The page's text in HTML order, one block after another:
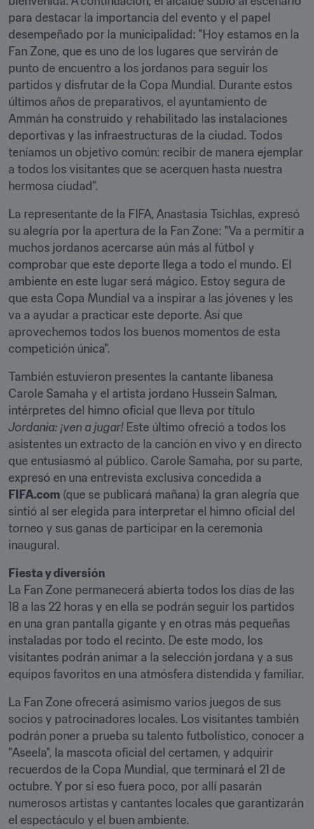
para destacar la importancia del evento y el papel
desempeñado por la municipalidad: "Hoy estamos en la
Fan Zone, que es uno de los lugares que servirán de
punto de encuentro a los jordanos para seguir los
partidos y disfrutar de la Copa Mundial. Durante estos
últimos años de preparativos, el ayuntamiento de
Ammán ha construido y rehabilitado las instalaciones
deportivas y las infraestructuras de la ciudad. Todos
teníamos un objetivo común: recibir de manera ejemplar
a todos los visitantes que se acerquen hasta nuestra
hermosa ciudad".
La representante de la FIFA, Anastasia Tsichlas, expresó
su alegría por la apertura de la Fan Zone: "Va a permitir a
muchos jordanos acercarse aún más al fútbol y
comprobar que este deporte llega a todo el mundo. El
ambiente en este lugar será mágico. Estoy segura de
que esta Copa Mundial va a inspirar a las jóvenes y les
va a ayudar a practicar este deporte. Así que
aprovechemos todos los buenos momentos de esta
competición única".
También estuvieron presentes la cantante libanesa
Carole Samaha y el artista jordano Hussein Salman,
Jordania: ¡ven a jugar! Este último ofreció a todos los
asistentes un extracto de la canción en vivo y en directo
que entusiasmó al público. Carole Samaha, por su parte,
FIFA.com (que se publicará mañana) la gran alegría que
sintió al ser elegida para interpretar el himno oficial del
torneo y sus ganas de participar en la ceremonia
inaugural.
Fiesta y diversión
La Fan Zone permanecerá abierta todos los días de las
18 a las 22 horas y en ella se podrán seguir los partidos
en una gran pantalla gigante y en otras más pequeñas
instaladas por todo el recinto. De este modo, los
visitantes podrán animar a la selección jordana y a sus
equipos favoritos en una atmósfera distendida y familiar.
La Fan Zone ofrecerá asimismo varios juegos de sus
socios y patrocinadores locales. Los visitantes también
podrán poner a prueba su talento futbolístico, conocer a
"Aseela", la mascota oficial del certamen, y adquirir
recuerdos de la Copa Mundial, que terminará el 21 de
octubre. Y por si eso fuera poco, por allí pasarán
numerosos artistas y cantantes locales que garantizarán
el espectáculo y el buen ambiente.